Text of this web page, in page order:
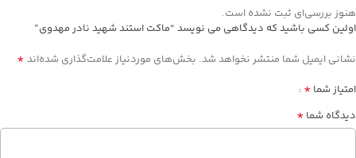
هنوز بررسی‌ای ثبت نشده است.
اولین کسی باشید که دیدگاهی می نویسد “ماکت استند شهيد نادر مهدوی”
نشانی ایمیل شما منتشر نخواهد شد. بخش‌های موردنیاز علامت‌گذاری شده‌اند *
امتیاز شما *
دیدگاه شما *